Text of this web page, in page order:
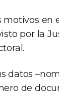
motivos en
por la
datos
de